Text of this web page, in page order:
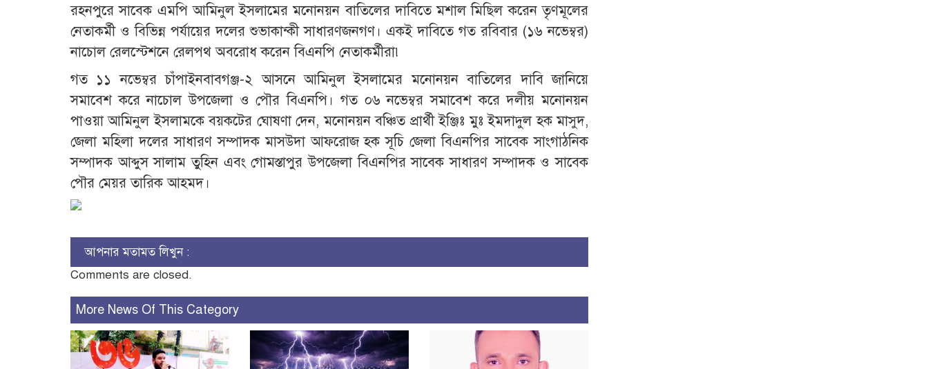
রহনপুরে সাবেক এমপি আমিনুল ইসলামের মনোনয়ন বাতিলের দাবিতে মশাল মিছিল করেন তৃণমূলের
নেতাকর্মী ও বিভিন্ন পর্যায়ের দলের শুভাকান্কী সাধারণজনগণ। একই দাবিতে গত রবিবার (১৬ নভেম্বর)
নাচোল রেলস্টেশনে রেলপথ অবরোধ করেন বিএনপি নেতাকর্মীরা৷
গত ১১ নভেম্বর চাঁপাইনবাবগঞ্জ-২ আসনে আমিনুল ইসলামের মনোনয়ন বাতিলের দাবি জানিয়ে
সমাবেশ করে নাচোল উপজেলা ও পৌর বিএনপি। গত ০৬ নভেম্বর সমাবেশ করে দলীয় মনোনয়ন
পাওয়া আমিনুল ইসলামকে বয়কটের ঘোষণা দেন, মনোনয়ন বঞ্চিত প্রার্থী ইঞ্জিঃ মুঃ ইমদাদুল হক মাসুদ,
জেলা মহিলা দলের সাধারণ সম্পাদক মাসউদা আফরোজ হক সূচি জেলা বিএনপির সাবেক সাংগাঠনিক
সম্পাদক আব্দুস সালাম তুহিন এবং গোমস্তাপুর উপজেলা বিএনপির সাবেক সাধারণ সম্পাদক ও সাবেক
পৌর মেয়র তারিক আহমদ।
আপনার মতামত লিখুন :
Comments are closed.
More News Of This Category